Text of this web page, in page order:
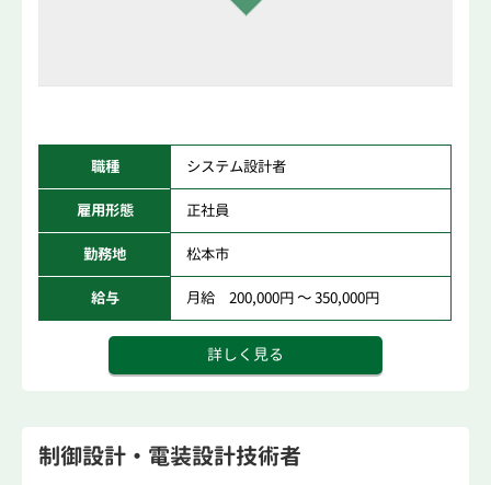
職種 システム設計者
雇用形態 正社員
勤務地 松本市
給与 月給 200,000円 ～ 350,000円
詳しく見る
制御設計・電装設計技術者